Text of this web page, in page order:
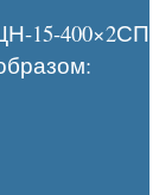
400×2СП